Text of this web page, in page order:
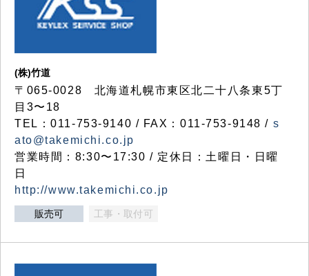
(株)竹道
〒065-0028 北海道札幌市東区北二十八条東5丁
目3〜18
TEL：011-753-9140 / FAX：011-753-9148 / s
ato@takemichi.co.jp
営業時間：8:30〜17:30 / 定休日：土曜日・日曜
日
http://www.takemichi.co.jp
販売可 工事・取付可